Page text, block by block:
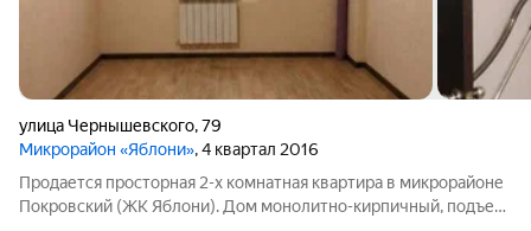
улица Чернышевского,79
Микрорайон «Яблони», 4 квартал 2016
Продается просторная 2-х комнатная квартира в микрорайоне
Покровский (ЖК Яблони). Дом монолитно-кирпичный, подъезд